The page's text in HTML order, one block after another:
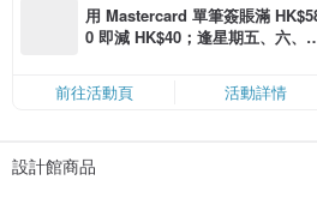
用 Mastercard 單筆簽賬滿
0 即減 HK$40；逢星期五、六、
卡」結帳）
前往活動頁 活動詳情
設計館商品